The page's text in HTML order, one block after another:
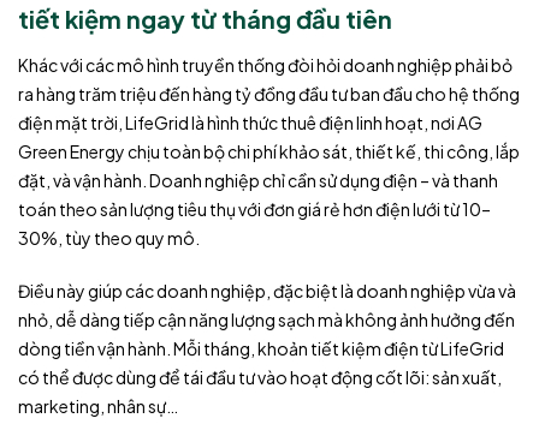
tiết kiệm ngay từ tháng đầu tiên
Khác với các mô hình truyền thống đòi hỏi doanh nghiệp phải bỏ
ra hàng trăm triệu đến hàng tỷ đồng đầu tư ban đầu cho hệ thống
điện mặt trời, LifeGridlà hình thức thuê điện linh hoạt, nơi AG
Green Energy chịu toàn bộ chi phí khảo sát, thiết kế, thi công, lắp
đặt, và vận hành. Doanh nghiệp chỉ cần sử dụng điện – và thanh
toán theo sản lượng tiêu thụ với đơn giá rẻ hơn điện lưới từ 10–
30%, tùy theo quy mô.
Điều này giúp các doanh nghiệp, đặc biệt là doanh nghiệp vừa và
nhỏ, dễ dàng tiếp cận năng lượng sạch mà không ảnh hưởng đến
dòng tiền vận hành. Mỗi tháng, khoản tiết kiệm điện từ LifeGrid
có thể được dùng để tái đầu tư vào hoạt động cốt lõi: sản xuất,
marketing, nhân sự…